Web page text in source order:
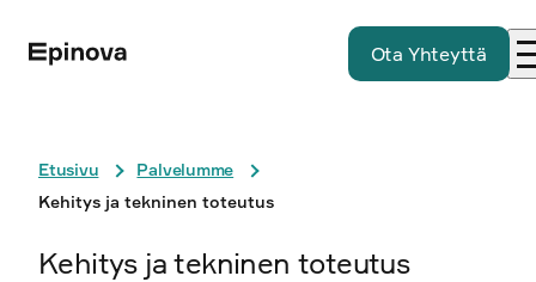
Ota Yhteyttä
Etusivu
Palvelumme
Kehitys ja tekninen toteutus
Kehitys ja tekninen toteutus